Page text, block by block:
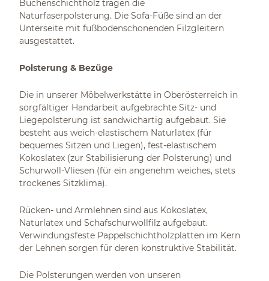
Buchenschichtholz tragen die
Naturfaserpolsterung. Die Sofa-Füße sind an der
Unterseite mit fußbodenschonenden Filzgleitern
ausgestattet.
Polsterung & Bezüge
Die in unserer Möbelwerkstätte in Oberösterreich in
sorgfältiger Handarbeit aufgebrachte Sitz- und
Liegepolsterung ist sandwichartig aufgebaut. Sie
besteht aus weich-elastischem Naturlatex (für
bequemes Sitzen und Liegen), fest-elastischem
Kokoslatex (zur Stabilisierung der Polsterung) und
Schurwoll-Vliesen (für ein angenehm weiches, stets
trockenes Sitzklima).
Rücken- und Armlehnen sind aus Kokoslatex,
Naturlatex und Schafschurwollfilz aufgebaut.
Verwindungsfeste Pappelschichtholzplatten im Kern
der Lehnen sorgen für deren konstruktive Stabilität.
Die Polsterungen werden von unseren